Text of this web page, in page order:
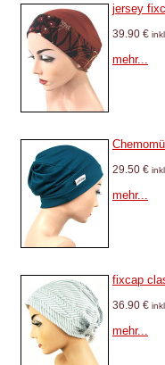
jersey
39.90 €
mehr...
29.50 €
mehr...
fixcap
36.90 €
mehr...